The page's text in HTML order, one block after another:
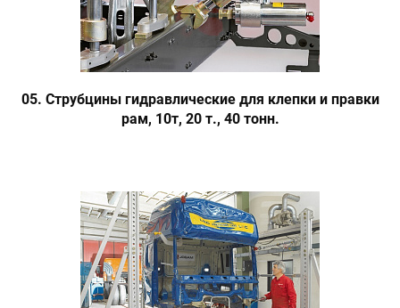
05. Струбцины гидравлические для клепки и правки
рам, 10т, 20 т., 40 тонн.